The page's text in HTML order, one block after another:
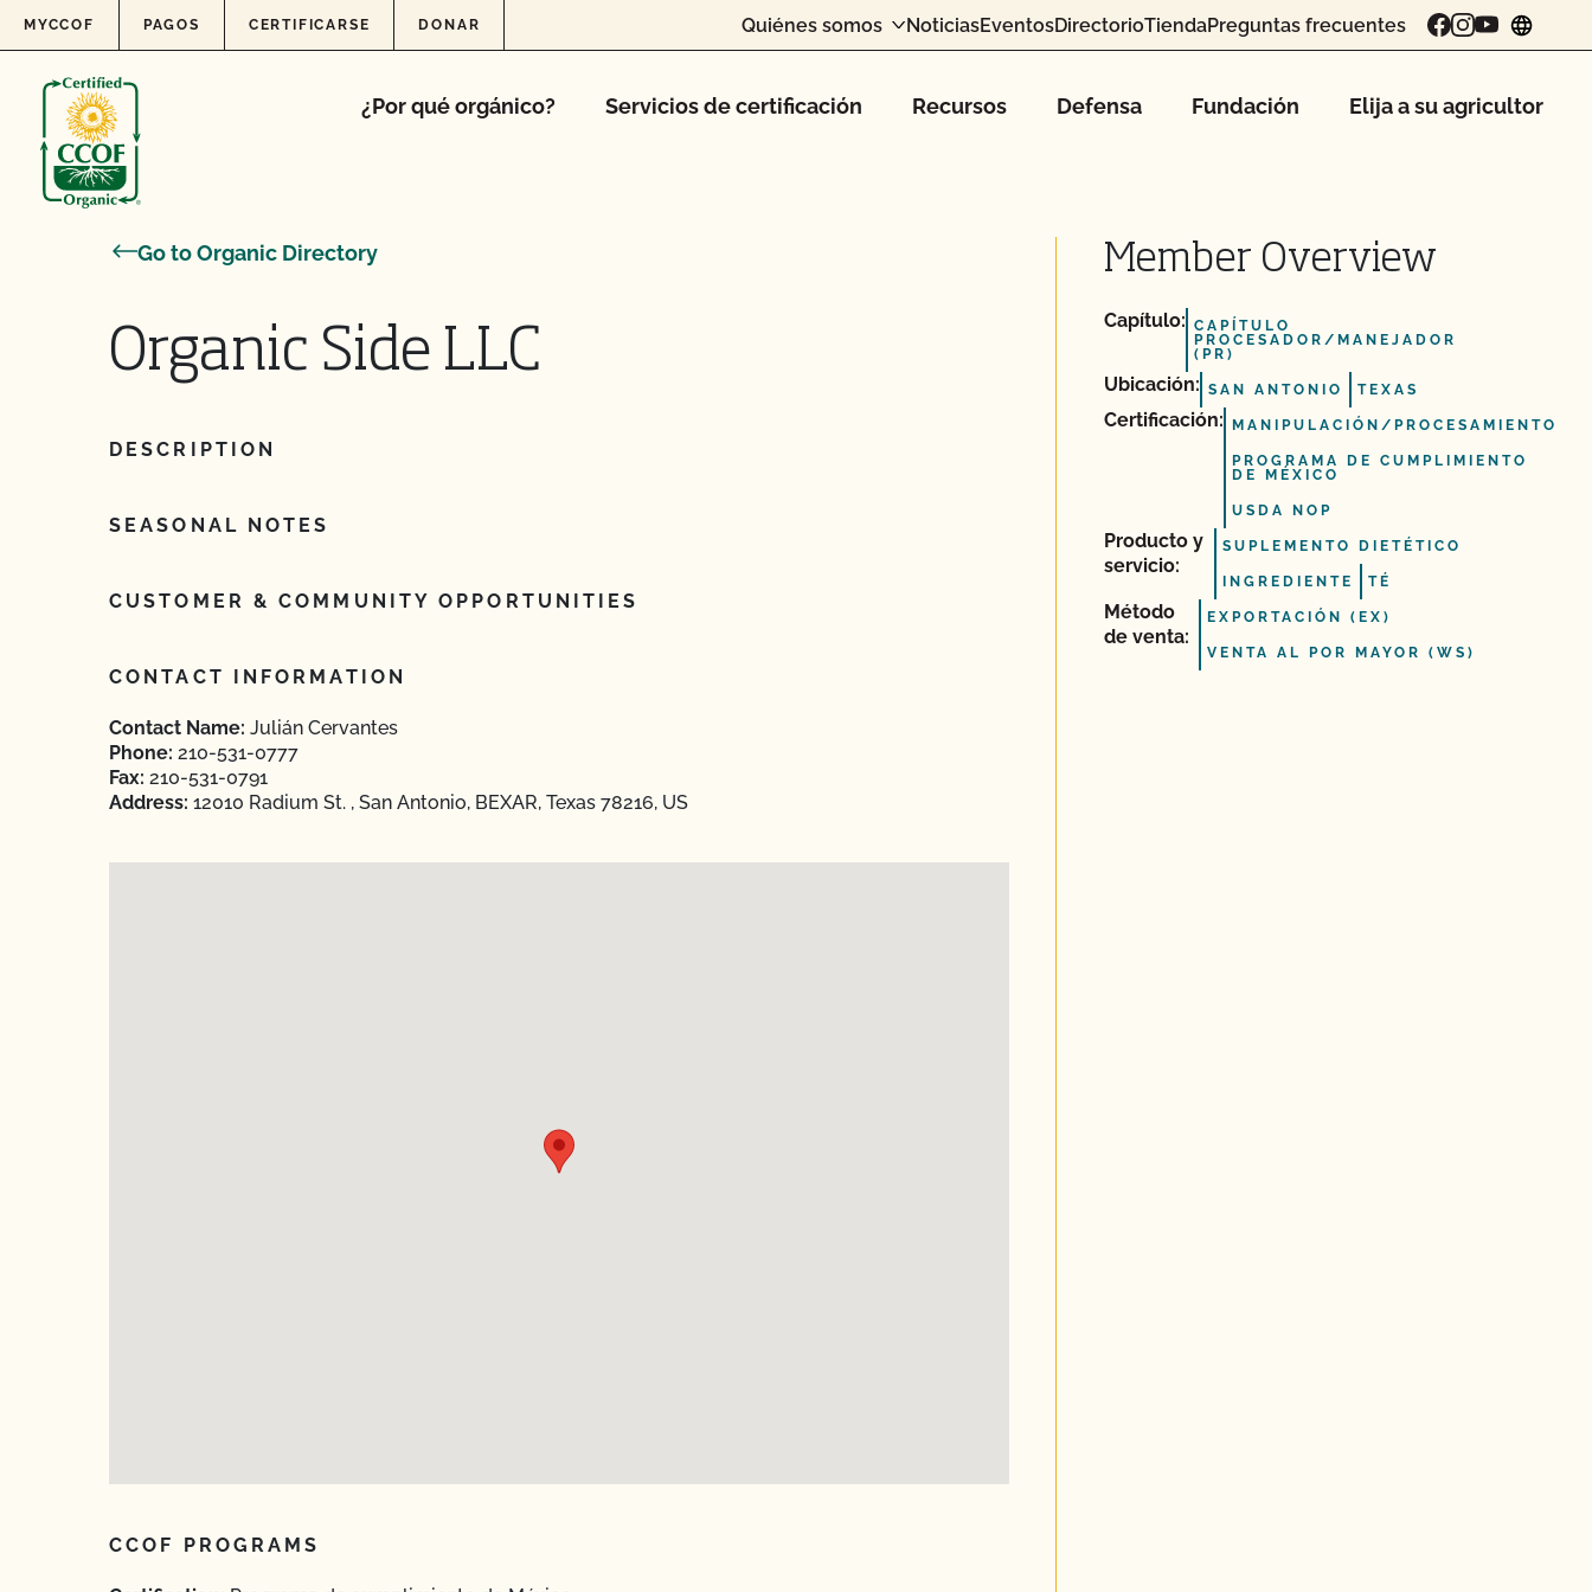
Skip to content
MYCCOF PAGOS CERTIFICARSE DONAR Quiénes somos NoticiasEventosDirectorioTiendaPreguntas frecuentes
¿Por qué orgánico? Servicios de certificación Recursos Defensa Fundación Elija a su agricultor
Go to Organic Directory
Organic Side LLC
DESCRIPTION
SEASONAL NOTES
CUSTOMER & COMMUNITY OPPORTUNITIES
CONTACT INFORMATION
Contact Name: Julián Cervantes
Phone: 210-531-0777
Fax: 210-531-0791
Address: 12010 Radium St. , San Antonio, BEXAR, Texas 78216, US
CCOF PROGRAMS
Member Overview
Capítulo: CAPÍTULO
PROCESADOR/MANEJADOR
(PR)
Ubicación: SAN ANTONIO TEXAS
Certificación: MANIPULACIÓN/PROCESAMIENTO
PROGRAMA DE CUMPLIMIENTO
DE MÉXICO
USDA NOP
Producto y
servicio:
SUPLEMENTO DIETÉTICO
INGREDIENTE TÉ
Método
de venta:
EXPORTACIÓN (EX)
VENTA AL POR MAYOR (WS)